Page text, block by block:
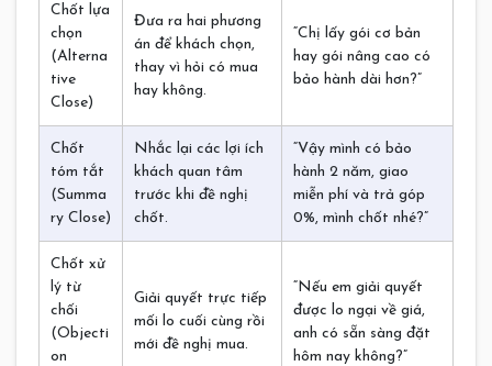
Chốt lựa
chọn
(Alterna
tive
Close)
Đưa ra hai phương
án để khách chọn,
thay vì hỏi có mua
hay không.
“Chị lấy gói cơ bản
hay gói nâng cao có
bảo hành dài hơn?”
Chốt
tóm tắt
(Summa
ry Close)
Nhắc lại các lợi ích
khách quan tâm
trước khi đề nghị
chốt.
“Vậy mình có bảo
hành 2 năm, giao
miễn phí và trả góp
0%, mình chốt nhé?”
Chốt xử
lý từ
chối
(Objecti
on
Giải quyết trực tiếp
mối lo cuối cùng rồi
mới đề nghị mua.
“Nếu em giải quyết
được lo ngại về giá,
anh có sẵn sàng đặt
hôm nay không?”